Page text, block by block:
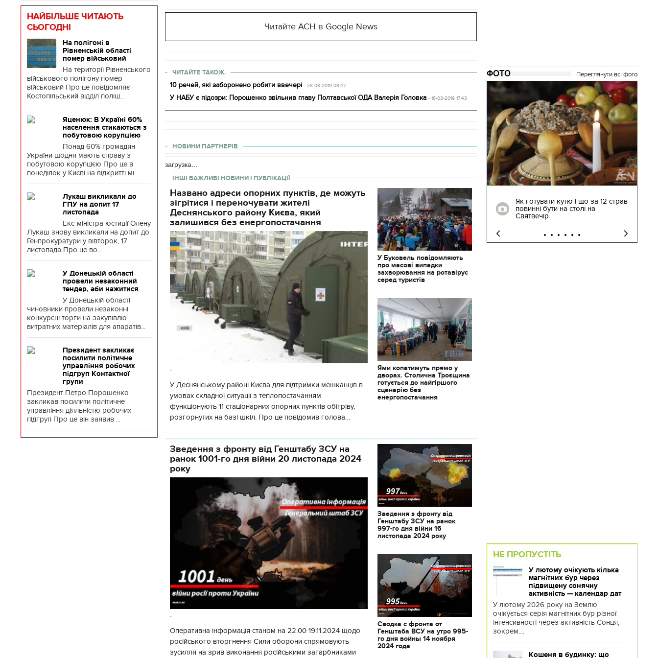
НАЙБІЛЬШЕ ЧИТАЮТЬ
СЬОГОДНІ
На полігоні в
Рівненській області
помер військовий
На території Рівненського
військового полігону помер
військовий Про це повідомляє
Костопільський відділ поліці...
Яценюк: В Україні 60%
населення стикаються з
побутовою корупцією
Понад 60% громадян
України щодня мають справу з
побутовою корупцією Про це в
понеділок у Києві на відкритті мі...
Лукаш викликали до
ГПУ на допит 17
листопада
Екс-міністра юстиції Олену
Лукаш знову викликали на допит до
Генпрокуратури у вівторок, 17
листопада Про це во...
У Донецькій області
провели незаконний
тендер, аби нажитися
У Донецькій області
чиновники провели незаконні
конкурсні торги на закупівлю
витратних матеріалів для апаратів...
Президент закликає
посилити політичне
управління робочих
підгруп Контактної
групи
Президент Петро Порошенко
закликав посилити політичне
управління діяльністю робочих
підгруп Про це він заявив ...
Читайте АСН в Google News
ЧИТАЙТЕ ТАКОЖ.
10 речей, які заборонено робити ввечері - 28-03-2019 08:47
У НАБУ є підозри: Порошенко звільнив главу Полтавської ОДА Валерія Головка - 16-03-2019 17:43
НОВИНИ ПАРТНЕРІВ
загрузка...
ІНШІ ВАЖЛИВІ НОВИНИ І ПУБЛІКАЦІЇ
Названо адреси опорних пунктів, де можуть
зігрітися і переночувати жителі
Деснянського району Києва, який
залишився без енергопостачання
.
У Деснянському районі Києва для підтримки мешканців в
умовах складної ситуації з теплопостачанням
функціонують 11 стаціонарних опорних пунктів обігріву,
розгорнутих на базі шкіл. Про це повідомив голова
У Буковель повідомляють
про масові випадки
захворювання на ротавірус
серед туристів
Ями копатимуть прямо у
дворах. Столична Троєщина
готується до найгіршого
сценарію без
енергопостачання
Зведення з фронту від Генштабу ЗСУ на
ранок 1001-го дня війни 20 листопада 2024
року
.
Оперативна інформація станом на 22.00 19.11.2024 щодо
російського вторгнення Сили оборони спрямовують
зусилля на зрив виконання російськими загарбниками
Зведення з фронту від
Генштабу ЗСУ на ранок
997-го дня війни 16
листопада 2024 року
Сводка с фронта от
Генштаба ВСУ на утро 995-
го дня войны 14 ноября
2024 года
ФОТО Переглянути всі фото
11.10.2017 | 16:22
Часи Русі: як виглядають
декорації до фільму "Сторожова
застава"
Як готувати кутю і що за 12 страв
повинні бути на столі на
Святвечір
НЕ ПРОПУСТІТЬ
У лютому очікують кілька
магнітних бур через
підвищену сонячну
активність — календар дат
У лютому 2026 року на Землю
очікується серія магнітних бур різної
інтенсивності через активність Сонця,
зокрем....
Кошеня в будинку: що